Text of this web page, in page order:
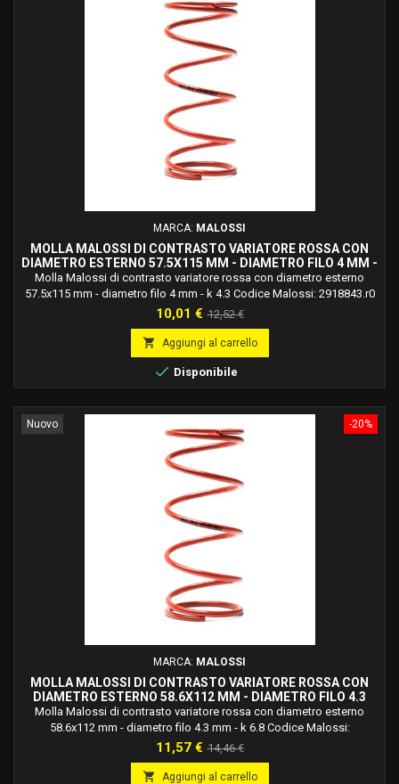
MARCA: MALOSSI
MOLLA MALOSSI DI CONTRASTO VARIATORE ROSSA CON
DIAMETRO ESTERNO 57.5X115 MM - DIAMETRO FILO 4 MM -
K 4.3 2918843.R0
Molla Malossi di contrasto variatore rossa con diametro esterno
57.5x115 mm - diametro filo 4 mm - k 4.3 Codice Malossi: 2918843.r0
Prezzo
10,01 € Prezzo
base
12,52 €
 Aggiungi al carrello
 Disponibile
-20%
Nuovo
MARCA: MALOSSI
MOLLA MALOSSI DI CONTRASTO VARIATORE ROSSA CON
DIAMETRO ESTERNO 58.6X112 MM - DIAMETRO FILO 4.3
MM - K 6.8 2916498.R0
Molla Malossi di contrasto variatore rossa con diametro esterno
58.6x112 mm - diametro filo 4.3 mm - k 6.8 Codice Malossi:
2916498.r0Molle in acciaio legato al silicio ad alto tenore di carbonio,
trattato termicamente, bilanciate dinamicamente, verniciate a forno e
studiate e calcolate per ogni applicazione specifica.
Prezzo
11,57 € Prezzo
base
14,46 €
 Aggiungi al carrello